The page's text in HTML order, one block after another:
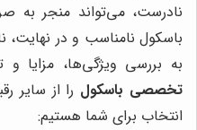
نادرست، می‌تواند منجر به
باسکول نامناسب و در
به بررسی ویژگی‌ها، مزایا و
تخصصی باسکول را از سایر
انتخاب برای شما هستیم: